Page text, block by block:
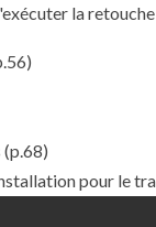
la retouche
(p.68)
pour le